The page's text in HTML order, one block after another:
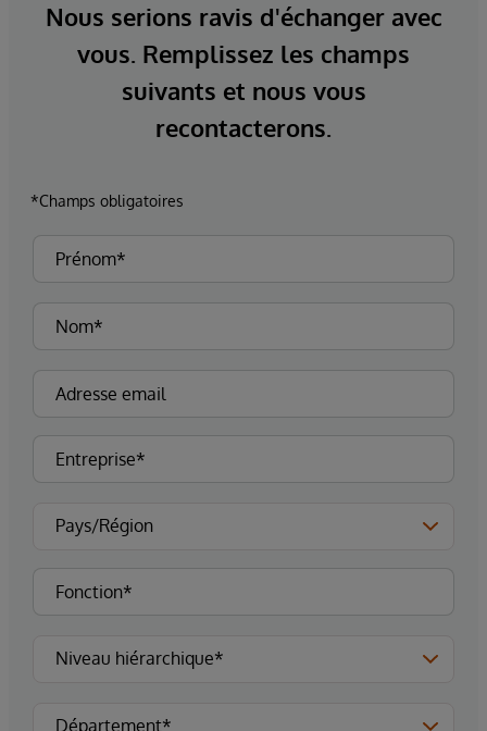
Nous serions ravis d'échanger avec
vous. Remplissez les champs
suivants et nous vous
recontacterons.
*Champs obligatoires